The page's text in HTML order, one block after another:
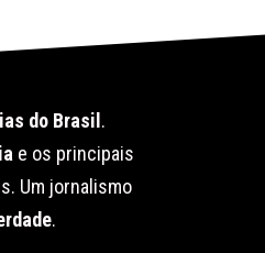
do Brasil .
e os principais
Um jornalismo
.